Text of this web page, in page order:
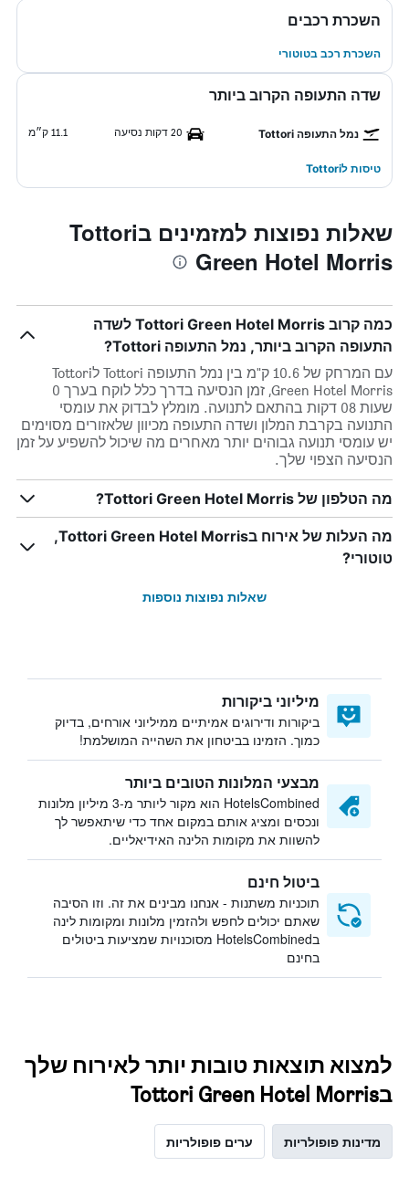
השכרת רכבים
השכרת רכב בטוטורי
שדה התעופה הקרוב ביותר
נמל התעופה Tottori 20 דקות נסיעה 11.1 ק״מ
טיסות לTottori
שאלות נפוצות למזמינים בTottori
Green Hotel Morris
כמה קרוב Tottori Green Hotel Morris לשדה
התעופה הקרוב ביותר, נמל התעופה Tottori?
עם המרחק של 10.6 ק"מ בין נמל התעופה Tottori לTottori
Green Hotel Morris, זמן הנסיעה בדרך כלל לוקח בערך 0
שעות 08 דקות בהתאם לתנועה. מומלץ לבדוק את עומסי
התנועה בקרבת המלון ושדה התעופה מכיוון שלאזורים מסוימים
יש עומסי תנועה גבוהים יותר מאחרים מה שיכול להשפיע על זמן
הנסיעה הצפוי שלך.
מה הטלפון של Tottori Green Hotel Morris?
מה העלות של אירוח בTottori Green Hotel Morris,
טוטורי?
שאלות נפוצות נוספות
מיליוני ביקורות
ביקורות ודירוגים אמיתיים ממיליוני אורחים, בדיוק
כמוך. הזמינו בביטחון את השהייה המושלמת!
מבצעי המלונות הטובים ביותר
HotelsCombined הוא מקור ליותר מ-3 מיליון מלונות
ונכסים ומציג אותם במקום אחד כדי שיתאפשר לך
להשוות את מקומות הלינה האידיאליים.
ביטול חינם
תוכניות משתנות - אנחנו מבינים את זה. וזו הסיבה
שאתם יכולים לחפש ולהזמין מלונות ומקומות לינה
בHotelsCombined מסוכנויות שמציעות ביטולים
בחינם
למצוא תוצאות טובות יותר לאירוח שלך
בTottori Green Hotel Morris
מדינות פופולריות ערים פופולריות